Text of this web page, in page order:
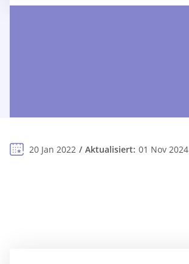
20 Jan 2022 Aktualisiert: 01 Nov 2024